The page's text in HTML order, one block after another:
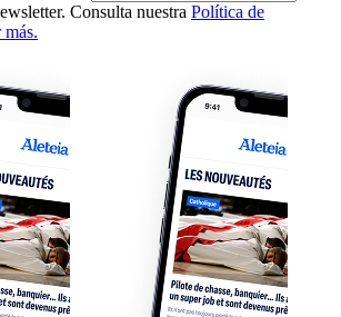
Consulta nuestra Política de
más.